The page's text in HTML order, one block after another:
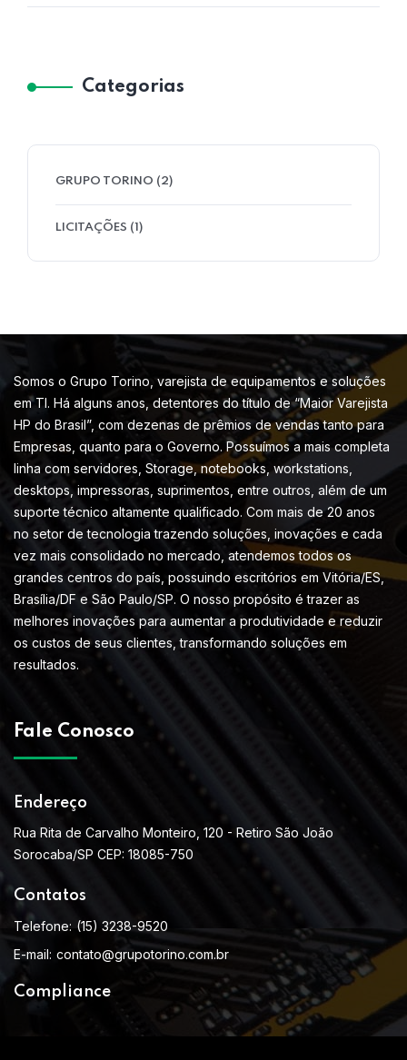
Categorias
GRUPO TORINO (2)
LICITAÇÕES (1)
Somos o Grupo Torino, varejista de equipamentos e soluções
em TI. Há alguns anos, detentores do título de “Maior Varejista
HP do Brasil”, com dezenas de prêmios de vendas tanto para
Empresas, quanto para o Governo. Possuímos a mais completa
linha com servidores, Storage, notebooks, workstations,
desktops, impressoras, suprimentos, entre outros, além de um
suporte técnico altamente qualificado. Com mais de 20 anos
no setor de tecnologia trazendo soluções, inovações e cada
vez mais consolidado no mercado, atendemos todos os
grandes centros do país, possuindo escritórios em Vitória/ES,
Brasília/DF e São Paulo/SP. O nosso propósito é trazer as
melhores inovações para aumentar a produtividade e reduzir
os custos de seus clientes, transformando soluções em
resultados.
Fale Conosco
Endereço
Rua Rita de Carvalho Monteiro, 120 - Retiro São João
Sorocaba/SP CEP: 18085-750
Contatos
Telefone: (15) 3238-9520
E-mail: contato@grupotorino.com.br
Compliance